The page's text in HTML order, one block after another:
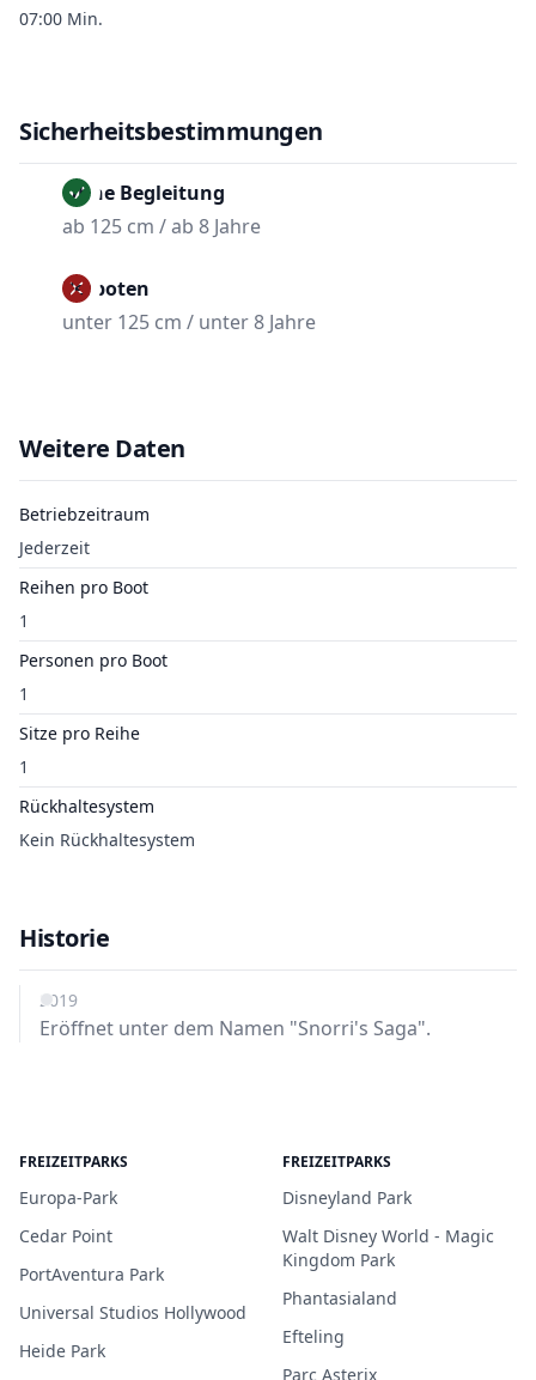
07:00 Min.
Sicherheitsbestimmungen
Ohne Begleitung
ab 125 cm / ab 8 Jahre
Verboten
unter 125 cm / unter 8 Jahre
Weitere Daten
Betriebzeitraum
Jederzeit
Reihen pro Boot
1
Personen pro Boot
1
Sitze pro Reihe
1
Rückhaltesystem
Kein Rückhaltesystem
Historie
2019
Eröffnet unter dem Namen "Snorri's Saga".
FREIZEITPARKS
Europa-Park
Cedar Point
PortAventura Park
Universal Studios Hollywood
Heide Park
FREIZEITPARKS
Disneyland Park
Walt Disney World - Magic
Kingdom Park
Phantasialand
Efteling
Parc Asterix